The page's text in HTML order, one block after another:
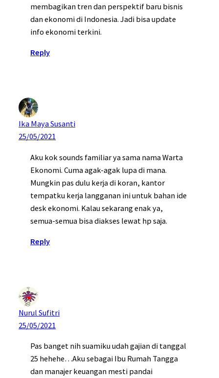
membagikan tren dan perspektif baru bisnis
dan ekonomi di Indonesia. Jadi bisa update
info ekonomi terkini.
Reply
Ika Maya Susanti
25/05/2021
Aku kok sounds familiar ya sama nama Warta
Ekonomi. Cuma agak-agak lupa di mana.
Mungkin pas dulu kerja di koran, kantor
tempatku kerja langganan ini untuk bahan ide
desk ekonomi. Kalau sekarang enak ya,
semua-semua bisa diakses lewat hp saja.
Reply
Nurul Sufitri
25/05/2021
Pas banget nih suamiku udah gajian di tanggal
25 hehehe…Aku sebagai Ibu Rumah Tangga
dan manajer keuangan mesti pandai